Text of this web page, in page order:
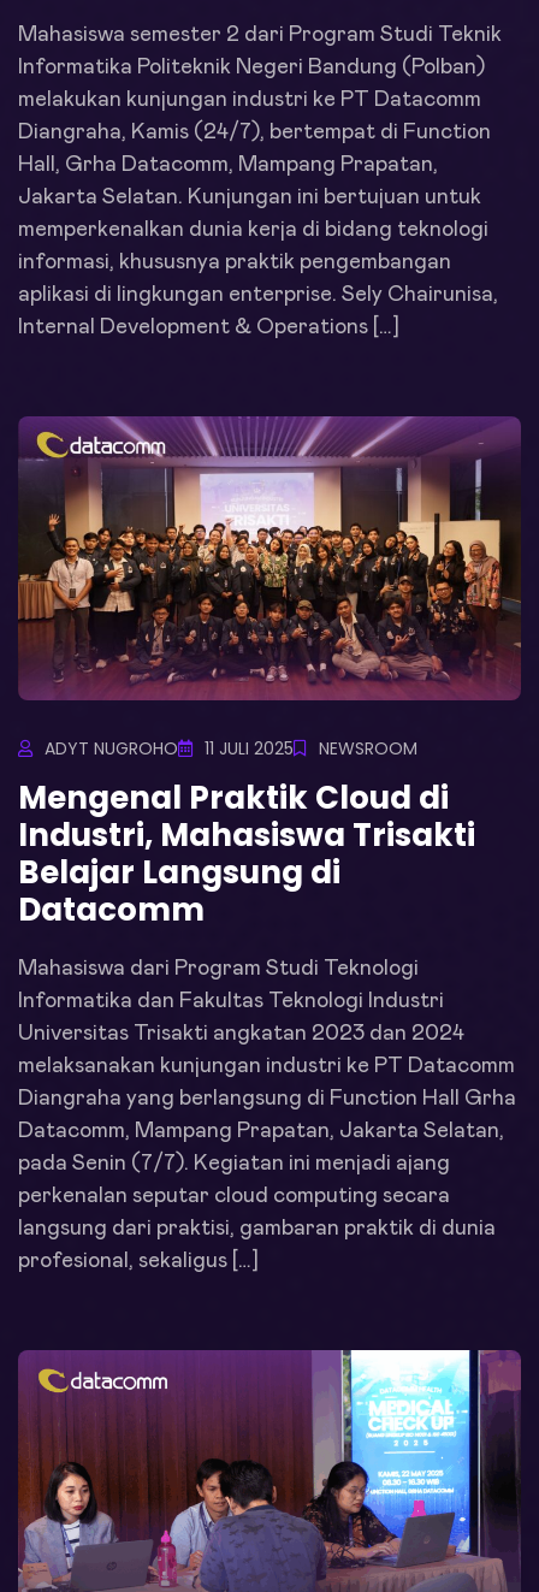
Mahasiswa semester 2 dari Program Studi Teknik
Informatika Politeknik Negeri Bandung (Polban)
melakukan kunjungan industri ke PT Datacomm
Diangraha, Kamis (24/7), bertempat di Function
Hall, Grha Datacomm, Mampang Prapatan,
Jakarta Selatan. Kunjungan ini bertujuan untuk
memperkenalkan dunia kerja di bidang teknologi
informasi, khususnya praktik pengembangan
aplikasi di lingkungan enterprise. Sely Chairunisa,
Internal Development & Operations […]
ADYT NUGROHO 11 JULI 2025 NEWSROOM
Mengenal Praktik Cloud di
Industri, Mahasiswa Trisakti
Belajar Langsung di
Datacomm
Mahasiswa dari Program Studi Teknologi
Informatika dan Fakultas Teknologi Industri
Universitas Trisakti angkatan 2023 dan 2024
melaksanakan kunjungan industri ke PT Datacomm
Diangraha yang berlangsung di Function Hall Grha
Datacomm, Mampang Prapatan, Jakarta Selatan,
pada Senin (7/7). Kegiatan ini menjadi ajang
perkenalan seputar cloud computing secara
langsung dari praktisi, gambaran praktik di dunia
profesional, sekaligus […]